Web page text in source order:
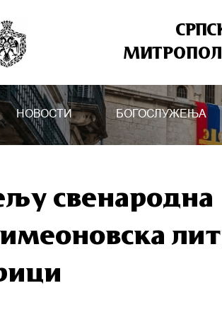
НОВОСТИ БОГОСЛУЖЕЊА
свенародна